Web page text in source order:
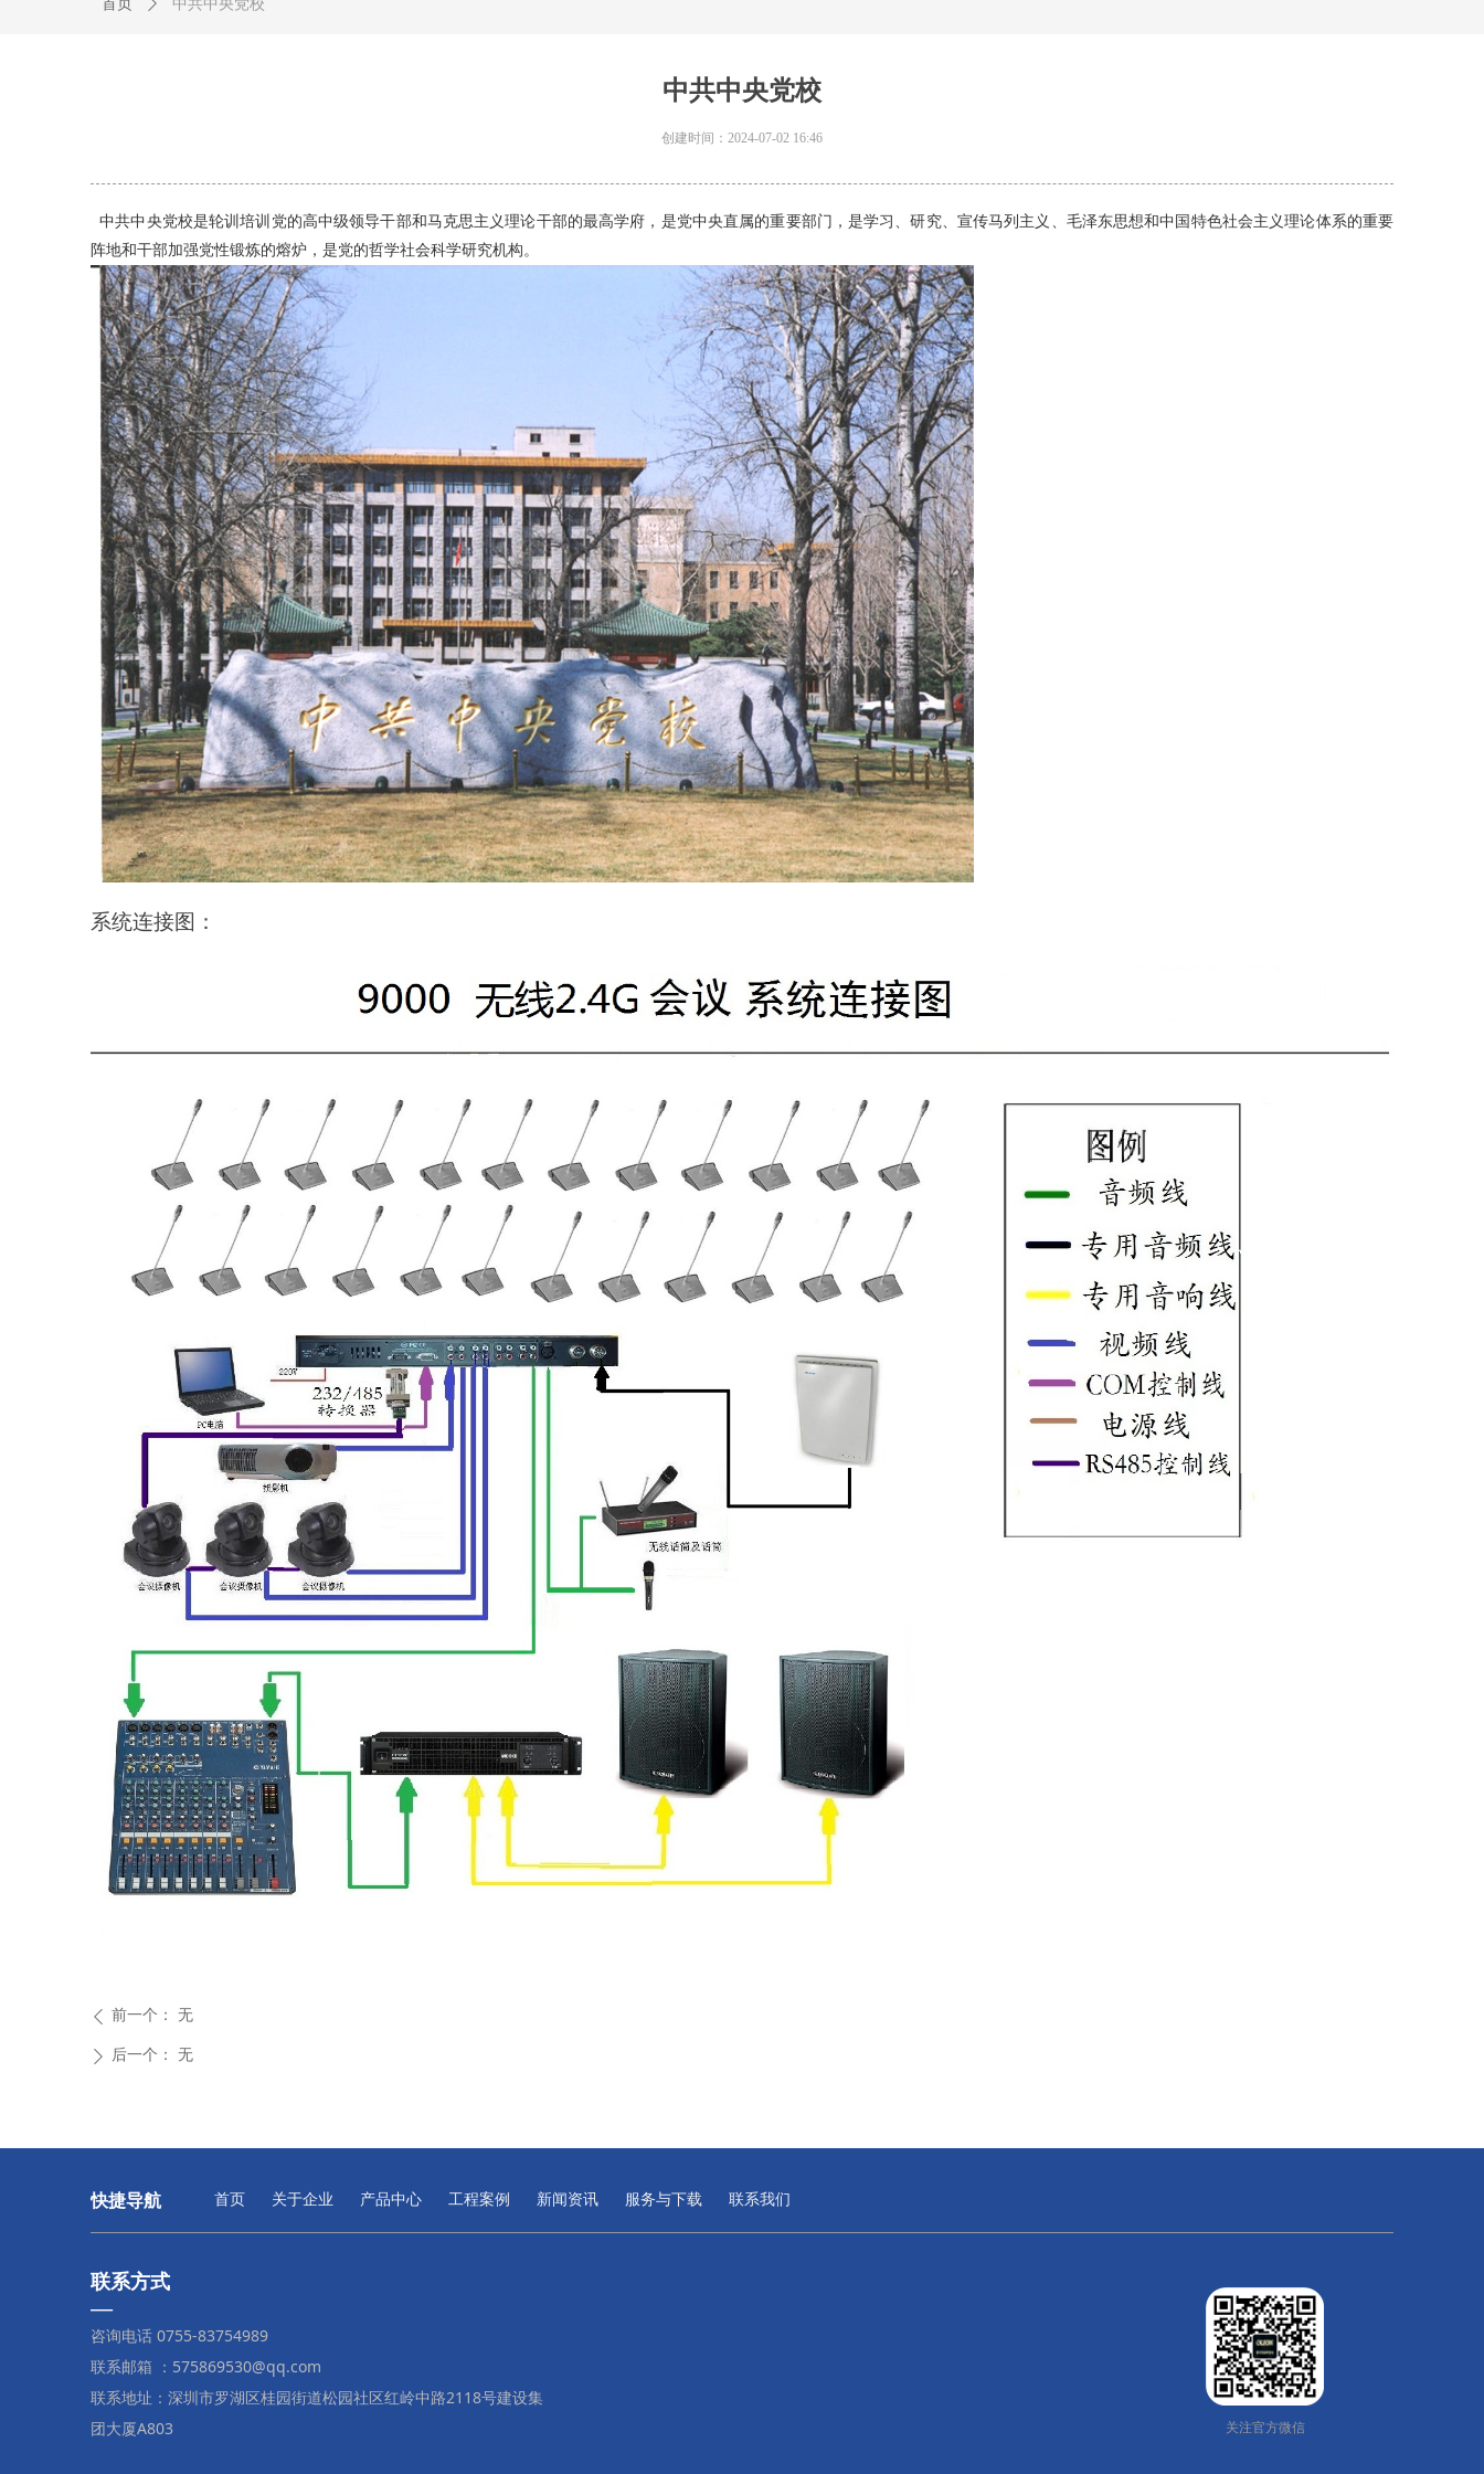
中共中央党校
中共中央党校是轮训培训党的高中级领导干部和马克思主义理论干部的最高学府，是党中央直属的重要部门，是学习、研究、宣传马列主义 、毛泽东思想和中国特色社会主义理论体系的重要
阵地和干部加强党性锻炼的熔炉，是党的哲学社会科学研究机构。
系统连接图：
ꄴ 前一个： 无
ꄲ 后一个： 无
创建时间： 2024-07-02 16:46
首页 ꄲ 中共中央党校
快捷导航 首页 关于企业 产品中心 工程案例 新闻资讯 服务与下载 联系我们
联系方式
—
咨询电话 0755-83754989
联系邮箱 ：575869530@qq.com
联系地址：深圳市罗湖区桂园街道松园社区红岭中路2118号建设集
团大厦A803
关注官方微信